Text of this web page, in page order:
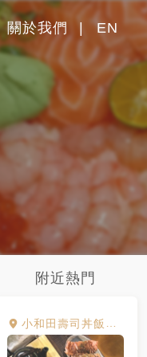
關於我們 EN
附近熱門
小和田壽司丼飯烏龍麵